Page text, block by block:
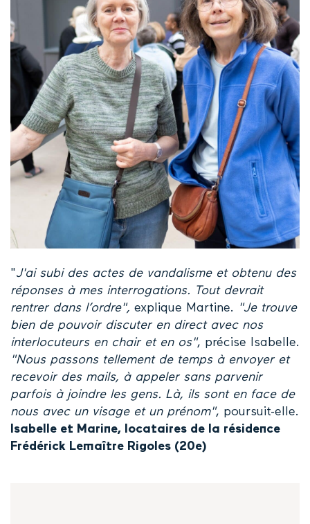
"J'ai subi des actes de vandalisme et obtenu des
réponses à mes interrogations. Tout devrait
rentrer dans l’ordre", explique Martine.
"Je trouve
bien de pouvoir discuter en direct avec nos
interlocuteurs en chair et en os", précise Isabelle.
"Nous passons tellement de temps à envoyer et
recevoir des mails, à appeler sans parvenir
parfois à joindre les gens. Là, ils sont en face de
nous avec un visage et un prénom", poursuit-elle.
Isabelle et Marine, locataires de la résidence
Frédérick Lemaître Rigoles (20e)